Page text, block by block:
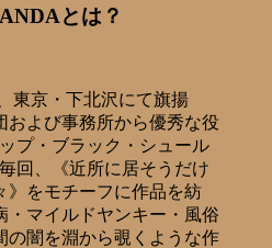
とは？
東京・下北沢にて旗揚
および事務所から優秀な役
プ・ブラック・シュール
回、《近所に居そうだけ
》をモチーフに作品を紡
・マイルドヤンキー・風俗
の闇を淵から覗くような作